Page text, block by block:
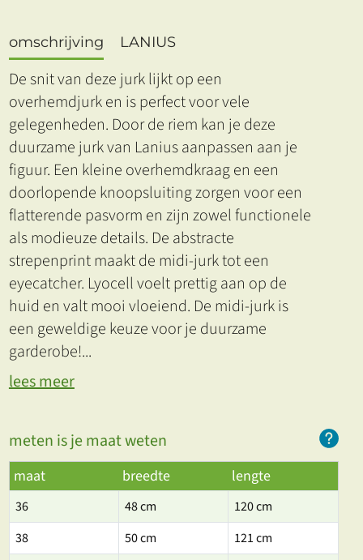
omschrijving LANIUS
De snit van deze jurk lijkt op een
overhemdjurk en is perfect voor vele
gelegenheden. Door de riem kan je deze
duurzame jurk van Lanius aanpassen aan je
figuur. Een kleine overhemdkraag en een
doorlopende knoopsluiting zorgen voor een
flatterende pasvorm en zijn zowel functionele
als modieuze details. De abstracte
strepenprint maakt de midi-jurk tot een
eyecatcher. Lyocell voelt prettig aan op de
huid en valt mooi vloeiend. De midi-jurk is
een geweldige keuze voor je duurzame
garderobe!...
lees meer
meten is je maat weten
maat breedte lengte
36 48 cm
120 cm
38
50 cm
121 cm